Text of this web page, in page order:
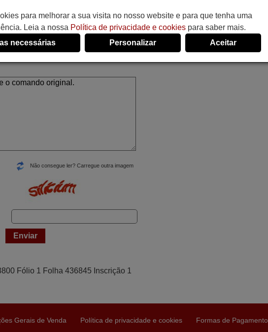
e evitar erros.
Não consegue ler? Carregue outra imagem
Fólio 1 Folha 436845 Inscrição 1
Gerais de Venda Política de privacidade e cookies Formas de Pagamento
para melhorar a sua visita no nosso website e para que tenha uma
Leia a nossa Política de privacidade e cookies para saber mais.
necessárias
Personalizar Aceitar